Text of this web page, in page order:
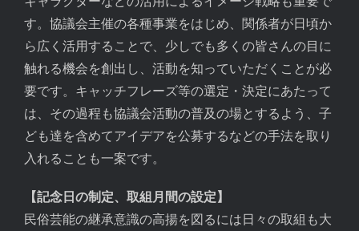
す。協議会主催の各種事業をはじめ、関係者が日頃か
ら広く活用することで、少しでも多くの皆さんの目に
触れる機会を創出し、活動を知っていただくことが必
要です。キャッチフレーズ等の選定・決定にあたって
は、その過程も協議会活動の普及の場とするよう、子
ども達を含めてアイデアを公募するなどの手法を取り
入れることも一案です。
【記念日の制定、取組月間の設定】
民俗芸能の継承意識の高揚を図るには日々の取組も大